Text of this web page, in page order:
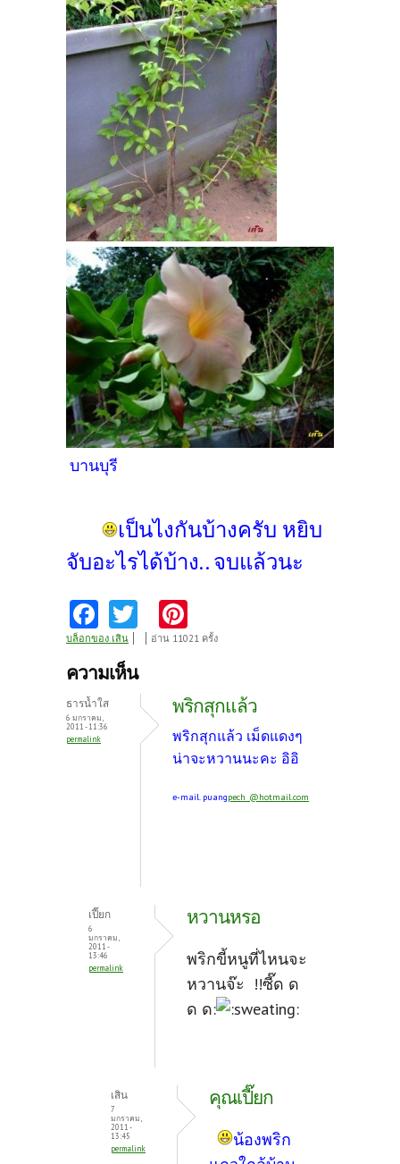
บานบุรี
เป็นไงกันบ้างครับ หยิบ
จับอะไรได้บ้าง.. จบแล้วนะ
Fa
ce
b
o
o
k
w
itt
er
nt
es
t
บล็อกของ เสิน อ่าน 11021 ครั้ง
ความเห็น
ธารน้ำใส
6 มกราคม,
2011 - 11:36
permalink
พริกสุกแล้ว
พริกสุกแล้ว เม็ดแดงๆ
น่าจะหวานนะคะ อิอิ
e-mail. puangpech_@hotmail.com
เปี๊ยก
6
มกราคม,
2011 -
13:46
permalink
หวานหรอ
พริกขี้หนูที่ไหนจะ
หวานจ๊ะ !!ซี๊ด ด
ด ด:
เสิน
7
มกราคม,
2011 -
13:45
permalink
คุณเปี๊ยก
น้องพริก